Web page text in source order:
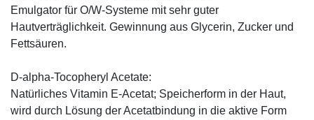
Emulgator für O/W-Systeme mit sehr guter
Hautverträglichkeit. Gewinnung aus Glycerin, Zucker und
Fettsäuren.
D-alpha-Tocopheryl Acetate:
Natürliches Vitamin E-Acetat; Speicherform in der Haut,
wird durch Lösung der Acetatbindung in die aktive Form